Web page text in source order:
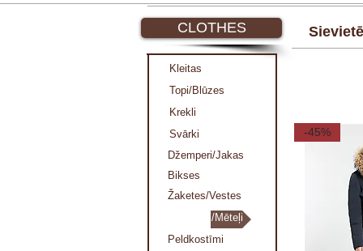
CLOTHES
Kleitas
Topi/Blūzes
Krekli
Svārki
Džemperi/Jakas
Bikses
Žaketes/Vestes
Virsjakas/Mēteļi
Peldkostīmi
-45%